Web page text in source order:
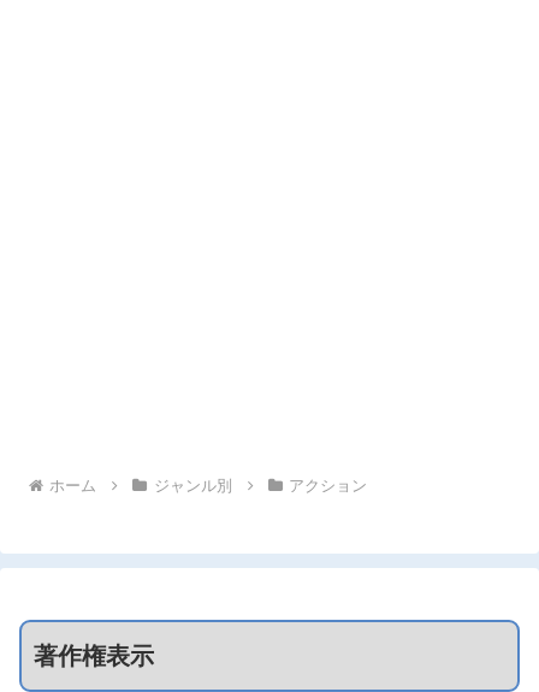
ホーム ジャンル別 アクション
著作権表示